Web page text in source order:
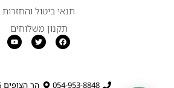
תנאי ביטול והחזרות
תקנון משלוחים
054-953-8848 הר הצופים 46, רחובות